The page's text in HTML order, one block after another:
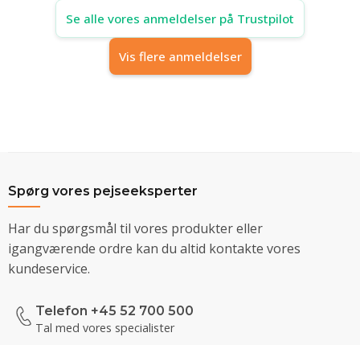
Se alle vores anmeldelser på Trustpilot
Vis flere anmeldelser
Spørg vores pejseeksperter
Har du spørgsmål til vores produkter eller
igangværende ordre kan du altid kontakte vores
kundeservice.
Telefon +45 52 700 500
Tal med vores specialister